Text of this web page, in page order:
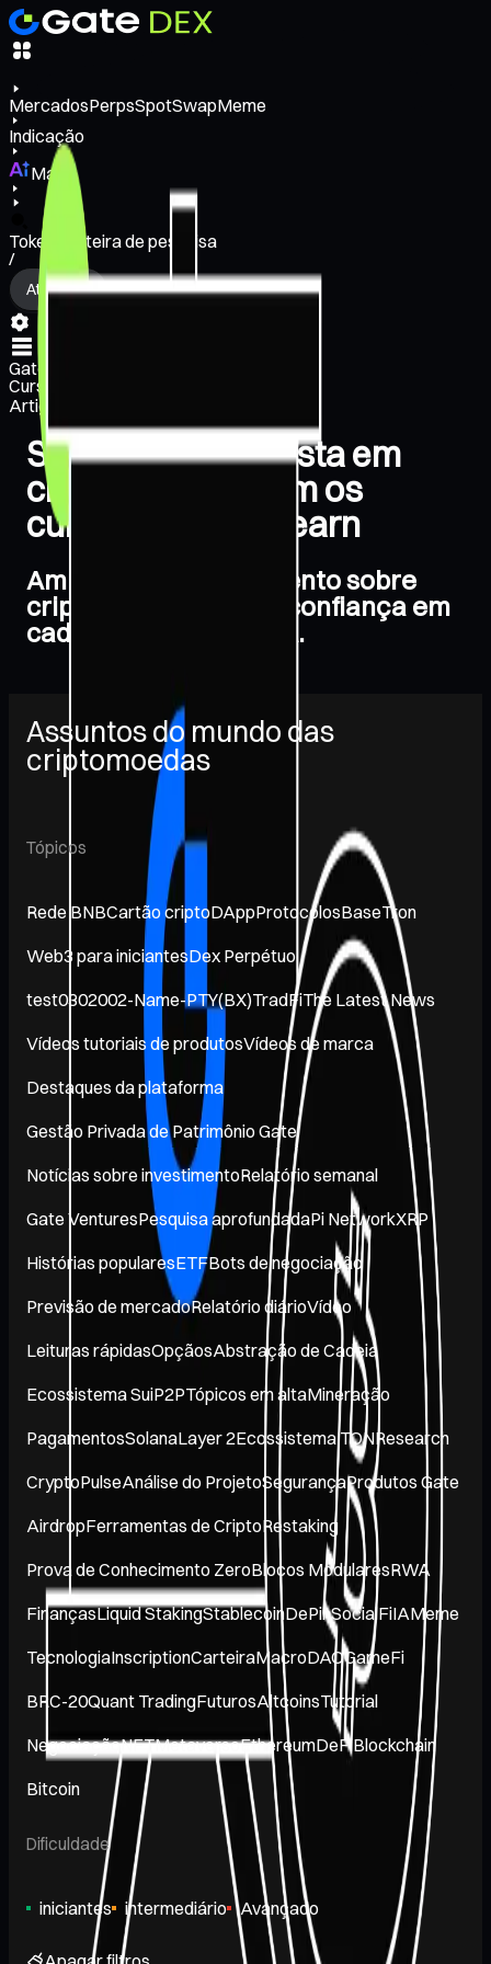
MercadosPerpsSpotSwapMeme
Indicação
Mais
Token/carteira de pesquisa
/
Atividade
Gate Learn
Cursos
Artigos
Seja um especialista em
criptomoedas com os
cursos do Gate Learn
Amplie seu conhecimento sobre
cripto e negocie com confiança em
cada etapa da jornada.
Assuntos do mundo das
criptomoedas
Tópicos
Rede BNBCartão criptoDAppProtocolosBaseTron
Web3 para iniciantesDex Perpétuo
test0302002-Name-PTY(BX)TradFiThe Latest News
Vídeos tutoriais de produtosVídeos de marca
Destaques da plataforma
Gestão Privada de Patrimônio Gate
Notícias sobre investimentoRelatório semanal
Gate VenturesPesquisa aprofundadaPi NetworkXRP
Histórias popularesETFBots de negociação
Previsão de mercadoRelatório diárioVídeo
Leituras rápidasOpçãosAbstração de Cadeia
Ecossistema SuiP2PTópicos em altaMineração
PagamentosSolanaLayer 2Ecossistema TONResearch
CryptoPulseAnálise do ProjetoSegurançaProdutos Gate
AirdropFerramentas de CriptoRestaking
Prova de Conhecimento ZeroBlocos ModularesRWA
FinançasLiquid StakingStablecoinDePinSocialFiIAMeme
TecnologiaInscriptionCarteiraMacroDAOGameFi
BRC-20Quant TradingFuturosAltcoinsTutorial
NegociaçãoNFTMetaversoEthereumDeFiBlockchain
Bitcoin
Dificuldade
iniciantes intermediário Avançado